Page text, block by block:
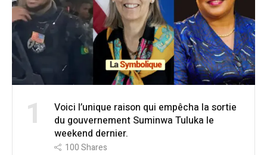
1
Voici l’unique raison qui empêcha la sortie
du gouvernement Suminwa Tuluka le
weekend dernier.
100Shares